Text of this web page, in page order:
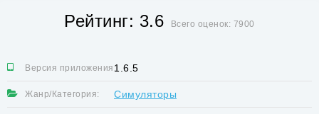
Рейтинг: 3.6 Всего оценок: 7900
Версия приложения:1.6.5
Жанр/Категория: Симуляторы